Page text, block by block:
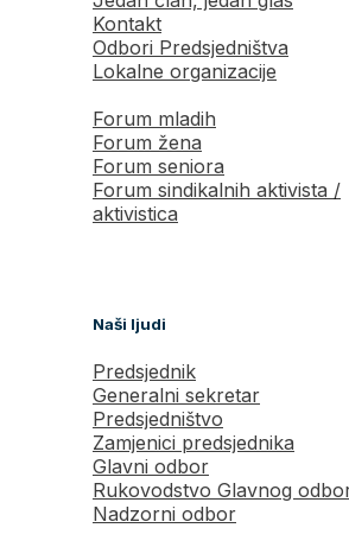
Kontakt
Odbori Predsjedništva
Lokalne organizacije
Forum mladih
Forum žena
Forum seniora
Forum sindikalnih aktivista /
aktivistica
Naši ljudi
Predsjednik
Generalni sekretar
Predsjedništvo
Zamjenici predsjednika
Glavni odbor
Rukovodstvo Glavnog
Nadzorni odbor